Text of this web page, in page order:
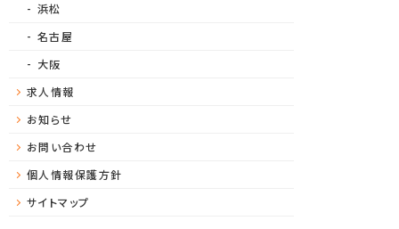
浜松
名古屋
大阪
求人情報
お知らせ
お問い合わせ
個人情報保護方針
サイトマップ